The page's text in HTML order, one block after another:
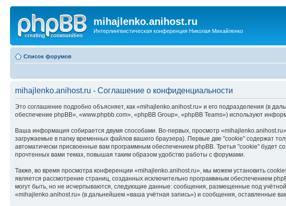
mihajlenko.anihost.ru
Интерлингвистическая конференция Николая Михайленко
Список форумов
mihajlenko.anihost.ru - Соглашение о конфиденциальности
Это соглашение подробно объясняет, как «mihajlenko.anihost.ru» и его подразделения (в
обеспечение phpBB», «www.phpbb.com», «phpBB Group», «phpBB Teams») используют
Ваша информация собирается двумя способами. Во-первых, просмотр
загружаемые в папку временных файлов вашего браузера). Первые две "cookie" содержат
автоматически присвоенные вам программным обеспечением phpBB. Третья "cookie" будет
прочтенных вами темах, повышая таким образом удобство работы с форумами.
Также, во время просмотра конференции «mihajlenko.anihost.ru», мы можем установить
является рассмотрение страниц, созданных исключительно программным обеспечением
могут быть, но не исчерпываются, следующие данные: сообщения, размещенные под
«mihajlenko.anihost.ru» (в дальнейшем «ваша учётная запись») и сообщения, оставленные